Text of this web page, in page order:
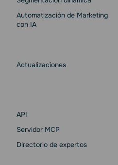
Automatización de Marketing
con IA
Actualizaciones
API
Servidor MCP
Directorio de expertos